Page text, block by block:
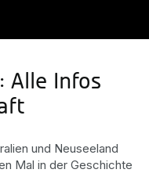
Alle Infos
und Neuseeland
Mal in der Geschichte